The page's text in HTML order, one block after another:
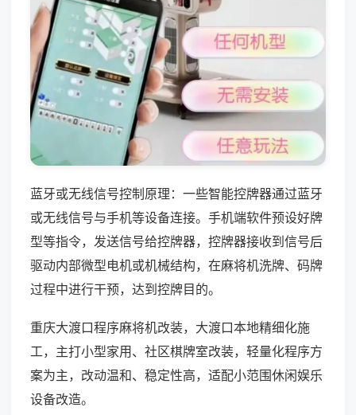
蓝牙或无线信号控制原理：一些智能控牌器通过蓝牙
或无线信号与手机等设备连接。手机端软件预设好牌
型等指令，发送信号给控牌器，控牌器接收到信号后
驱动内部微型电机或机械结构，在麻将机洗牌、码牌
过程中进行干预，达到控牌目的。
重庆大渡口程序麻将机改装，大渡口本地精细化施
工，主打小型家用、社区棋牌室改装，轻量化程序方
案为主，改动温和、稳定性高，适配小范围休闲娱乐
设备改造。